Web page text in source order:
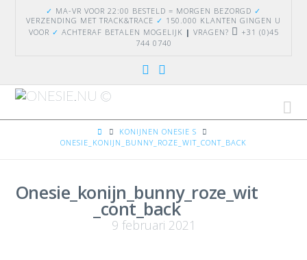
✓ MA-VR VOOR 22:00 BESTELD = MORGEN BEZORGD ✓
VERZENDING MET TRACK&TRACE ✓ 150.000 KLANTEN GINGEN U
VOOR ✓ ACHTERAF BETALEN MOGELIJK | VRAGEN?
+31 (0)45
744 0740
HOMEKONIJNEN ONESIE S
ONESIE_KONIJN_BUNNY_ROZE_WIT_CONT_BACK
Onesie_konijn_bunny_roze_wit
_cont_back
9 februari 2021